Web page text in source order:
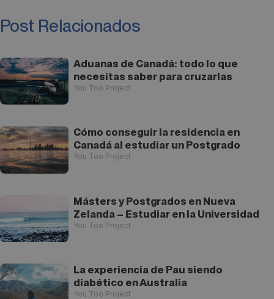
Post Relacionados
Aduanas de Canadá: todo lo que
necesitas saber para cruzarlas
You Too Project
Cómo conseguir la residencia en
Canadá al estudiar un Postgrado
You Too Project
Másters y Postgrados en Nueva
Zelanda – Estudiar en la Universidad
You Too Project
La experiencia de Pau siendo
diabético en Australia
You Too Project